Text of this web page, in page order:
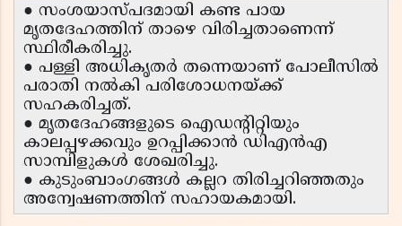
● സംശയാസ്പദമായി കണ്ട പായ
മൃതദേഹത്തിന് താഴെ വിരിച്ചതാണെന്ന്
സ്ഥിരീകരിച്ചു.
● പള്ളി അധികൃതർ തന്നെയാണ് പോലീസിൽ
പരാതി നൽകി പരിശോധനയ്ക്ക്
സഹകരിച്ചത്.
● മൃതദേഹങ്ങളുടെ ഐഡന്റിറ്റിയും
കാലപ്പഴക്കവും ഉറപ്പിക്കാൻ ഡിഎൻഎ
സാമ്പിളുകൾ ശേഖരിച്ചു.
● കുടുംബാംഗങ്ങൾ കല്ലറ തിരിച്ചറിഞ്ഞതും
അന്വേഷണത്തിന് സഹായകമായി.